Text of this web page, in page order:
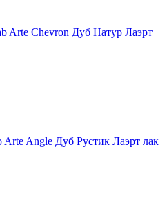
Arte Chevron Дуб Натур Лаэрт
Angle Дуб Рустик Лаэрт лак